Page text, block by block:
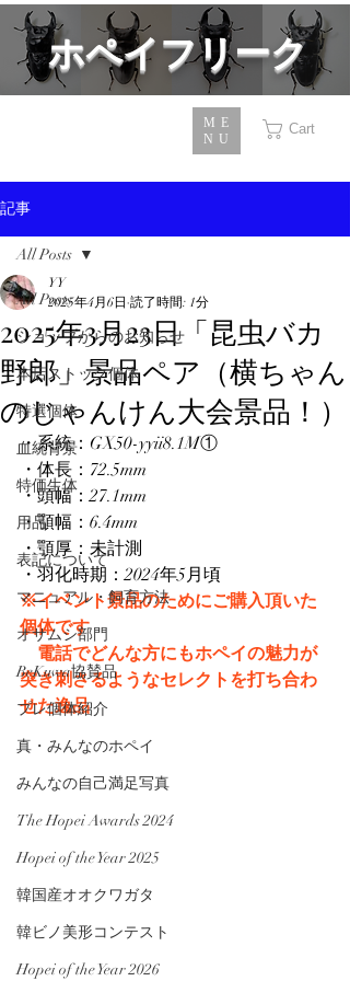
​ホペイフリーク
ME
NU
Cart
記事
All Posts
ショップからのお知らせ
本店ストック個体
特選個体
血統背景
特価生体
用品
表記について
マニュアル・飼育方法
オサムシ部門
BeKuwa協賛品
プレ個体紹介
真・みんなのホペイ
みんなの自己満足写真
The Hopei Awards 2024
Hopei of the Year 2025
韓国産オオクワガタ
韓ビノ美形コンテスト
Hopei of the Year 2026
All Posts
2025年3月23日「昆虫バカ
野郎」景品ペア（横ちゃん
のじゃんけん大会景品！）
YY
2025年4月6日 読了時間: 1分
・系統：GX50-yyii8.1M①
・体長：72.5mm
・頭幅：27.1mm
・顎幅：6.4mm
・顎厚：未計測
・羽化時期：2024年5月頃
※イベント景品のためにご購入頂いた
個体です
電話でどんな方にもホペイの魅力が
突き刺さるようなセレクトを打ち合わ
せた逸品